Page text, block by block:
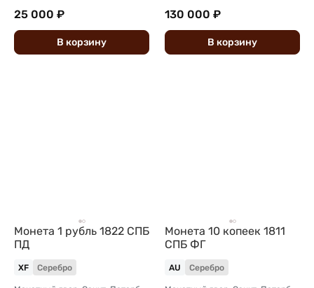
25 000 ₽
В корзину
130 000 ₽
В корзину
Монета 1 рубль 1822 СПБ
ПД
XF Серебро
Монета 10 копеек 1811
СПБ ФГ
AU Серебро